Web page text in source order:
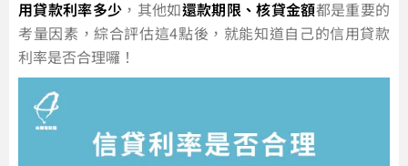
用貸款利率多少 ，其他如還款期限、核貸金額都是重要的
考量因素，綜合評估這4點後，就能知道自己的信用貸款
利率是否合理囉！